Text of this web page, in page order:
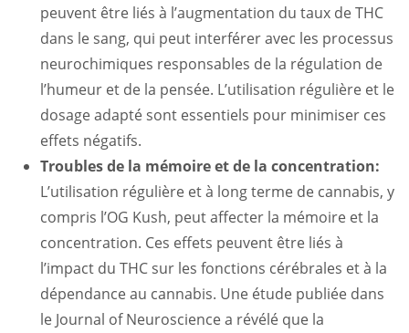
peuvent être liés à l’augmentation du taux de THC
dans le sang, qui peut interférer avec les processus
neurochimiques responsables de la régulation de
l’humeur et de la pensée. L’utilisation régulière et le
dosage adapté sont essentiels pour minimiser ces
effets négatifs.
Troubles de la mémoire et de la concentration:
L’utilisation régulière et à long terme de cannabis, y
compris l’OG Kush, peut affecter la mémoire et la
concentration. Ces effets peuvent être liés à
l’impact du THC sur les fonctions cérébrales et à la
dépendance au cannabis. Une étude publiée dans
le Journal of Neuroscience a révélé que la